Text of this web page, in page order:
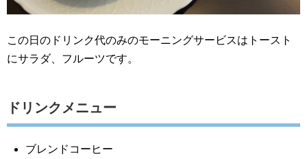
この日のドリンク代のみのモーニングサービスはトースト
にサラダ、フルーツです。
ドリンクメニュー
ブレンドコーヒー